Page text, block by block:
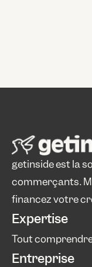
getinside est la
commerçants.
financez votre
Expertise
Tout
Entreprise